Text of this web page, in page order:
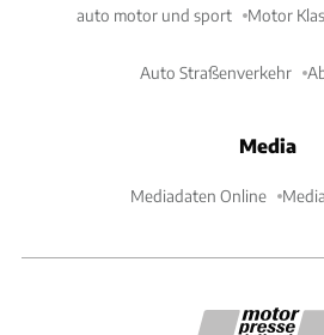
auto motor und sport Motor
Auto Straßenverkehr
Media
Mediadaten Online